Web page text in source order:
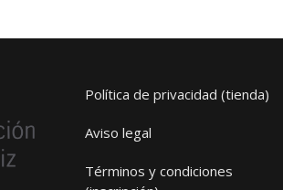
Política de privacidad (tienda)
Aviso legal
Términos y condiciones